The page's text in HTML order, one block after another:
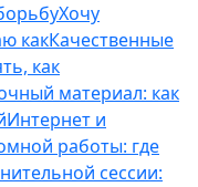
Хочу
какКачественные
как
материал: как
Интернет и
работы: где
сессии: